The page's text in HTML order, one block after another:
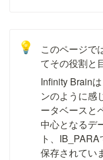
💡
このページで
てその役割と
Infinity Brain
ンのように感
ータベースと
中心となるデ
ト、
保存されてい